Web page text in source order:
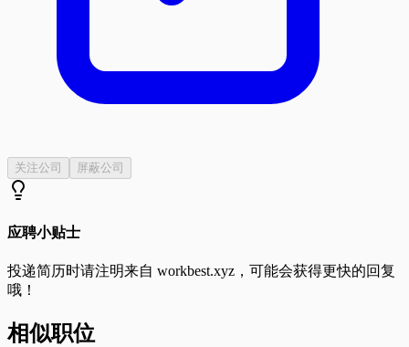
关注公司 屏蔽公司
应聘小贴士
投递简历时请注明来自 workbest.xyz ，可能会获得更快的回复
哦！
相似职位